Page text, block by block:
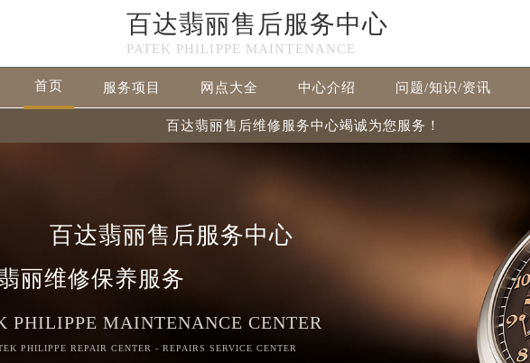
百达翡丽售后服务中心
PATEK PHILIPPE MAINTENANCE
首页 服务项目 网点大全 中心介绍 问题/知识/资讯
百达翡丽售后维修服务中心竭诚为您服务！
百达翡丽售后服务中心
丽维修保养服务
PHILIPPE MAINTENANCE CENTER
PHILIPPE REPAIR CENTER - REPAIRS SERVICE CENTER